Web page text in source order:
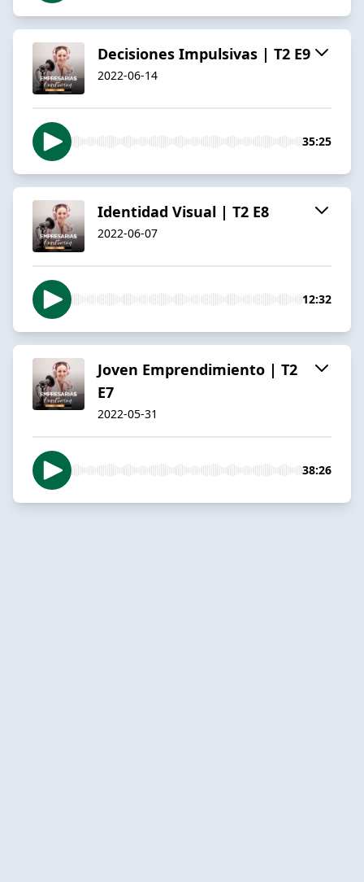
Decisiones Impulsivas | T2 E9
2022-06-14
35:25
Identidad Visual | T2 E8
2022-06-07
12:32
Joven Emprendimiento | T2
E7
2022-05-31
38:26